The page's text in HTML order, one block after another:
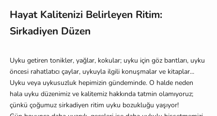
Hayat Kalitenizi Belirleyen Ritim:
Sirkadiyen Düzen
Uyku getiren tonikler, yağlar, kokular; uyku için göz bantları, uyku
öncesi rahatlatıcı çaylar, uykuyla ilgili konuşmalar ve kitaplar...
Uyku veya uykusuzluk hepimizin gündeminde. O halde neden
hala uyku düzenimiz ve kalitemiz hakkında tatmin olamıyoruz;
çünkü çoğumuz sirkadiyen ritim uyku bozukluğu yaşıyor!